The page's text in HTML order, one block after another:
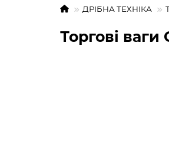
ДРІБНА ТЕХНІКА
Торгові